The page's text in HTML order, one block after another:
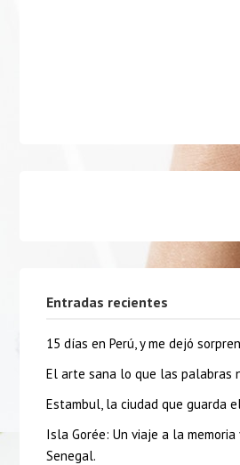
Entradas recientes
15 días en Perú, y me dejó
El arte sana lo que las palabras
Estambul, la ciudad que guarda
Isla Gorée: Un viaje a la
Senegal.